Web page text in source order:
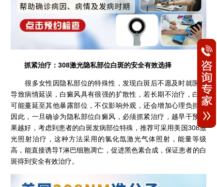
抓紧治疗：308激光隐私部位白斑的安全有效选择
很多女性因隐私部位的特殊性，发现白斑后不愿及时就医，
导致病情延误，白癜风具有很强的扩散性，若长期不治疗，白斑
可能蔓延至其他暴露部位，不仅影响外观，还会增加心理负担，
因此，一旦确诊为隐私部位白癜风，必须抓紧治疗，越早干预效
果越好，考虑到患者的白斑发病部位特殊，推荐可采用美国308激
光照射治疗，这种方法采用的氯化氙激光气体照射，能量等级
高，能直接诱导T淋巴细胞凋亡，促进黑色素合成，保证患者的白
斑得到安全有效治疗。​